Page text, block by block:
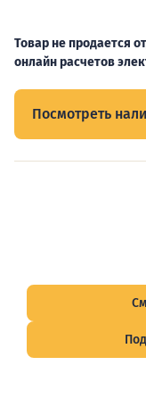
Товар не продается
онлайн расчетов
Посмотреть